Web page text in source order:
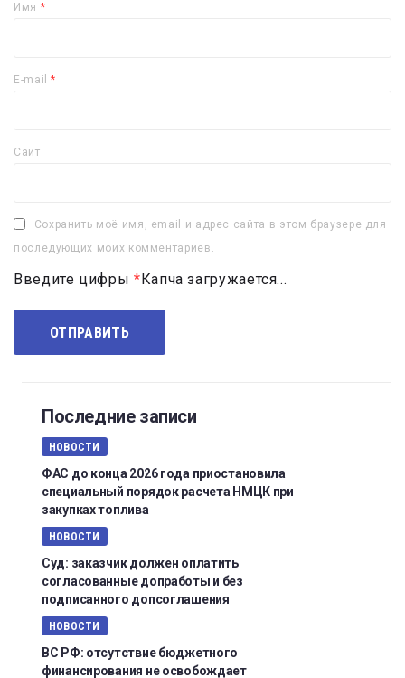
Имя *
E-mail*
Сайт
Сохранить моё имя, email и адрес сайта в этом браузере для
последующих моих комментариев.
Введите цифры *Капча загружается...
Последние записи
НОВОСТИ
ФАС до конца 2026 года приостановила
специальный порядок расчета НМЦК при
закупках топлива
НОВОСТИ
Суд: заказчик должен оплатить
согласованные допработы и без
подписанного допсоглашения
НОВОСТИ
ВС РФ: отсутствие бюджетного
финансирования не освобождает